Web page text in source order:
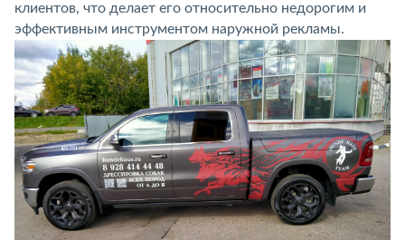
клиентов, что делает его относительно недорогим и
эффективным инструментом наружной рекламы.